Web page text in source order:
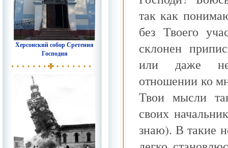
Херсонский собор Сретения
Господня
так как
без Твоего
склонен
или даже
отношении ко
Твои мысли
своих
знаю). В такие